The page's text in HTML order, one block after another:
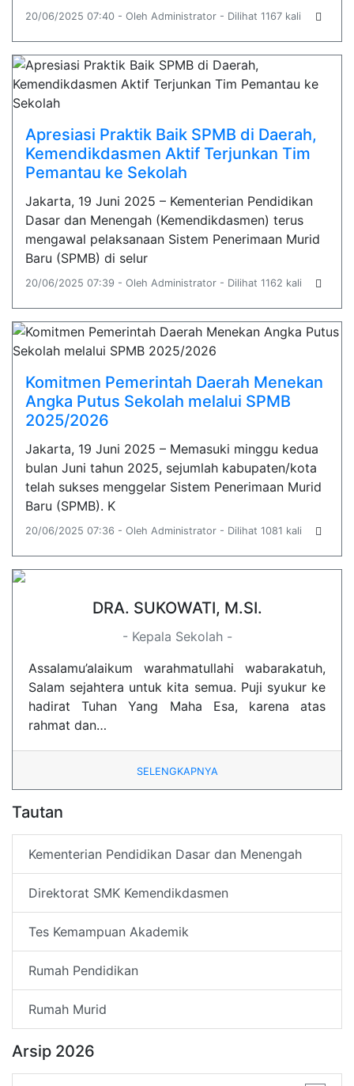
20/06/2025 07:40 - Oleh Administrator - Dilihat 1167 kali
Apresiasi Praktik Baik SPMB di Daerah,
Kemendikdasmen Aktif Terjunkan Tim
Pemantau ke Sekolah
Jakarta, 19 Juni 2025 – Kementerian Pendidikan
Dasar dan Menengah (Kemendikdasmen) terus
mengawal pelaksanaan Sistem Penerimaan Murid
Baru (SPMB) di selur
20/06/2025 07:39 - Oleh Administrator - Dilihat 1162 kali
Komitmen Pemerintah Daerah Menekan
Angka Putus Sekolah melalui SPMB
2025/2026
Jakarta, 19 Juni 2025 – Memasuki minggu kedua
bulan Juni tahun 2025, sejumlah kabupaten/kota
telah sukses menggelar Sistem Penerimaan Murid
Baru (SPMB). K
20/06/2025 07:36 - Oleh Administrator - Dilihat 1081 kali
DRA. SUKOWATI, M.SI.
- Kepala Sekolah -
Assalamu’alaikum warahmatullahi wabarakatuh,
Salam sejahtera untuk kita semua. Puji syukur ke
hadirat Tuhan Yang Maha Esa, karena atas
rahmat dan…
SELENGKAPNYA
Tautan
Kementerian Pendidikan Dasar dan Menengah
Direktorat SMK Kemendikdasmen
Tes Kemampuan Akademik
Rumah Pendidikan
Rumah Murid
Arsip 2026